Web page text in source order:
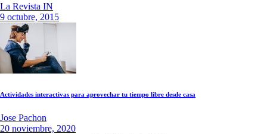
La Revista IN
9 octubre, 2015
Actividades interactivas para aprovechar tu tiempo libre desde casa
Jose Pachon
20 noviembre, 2020